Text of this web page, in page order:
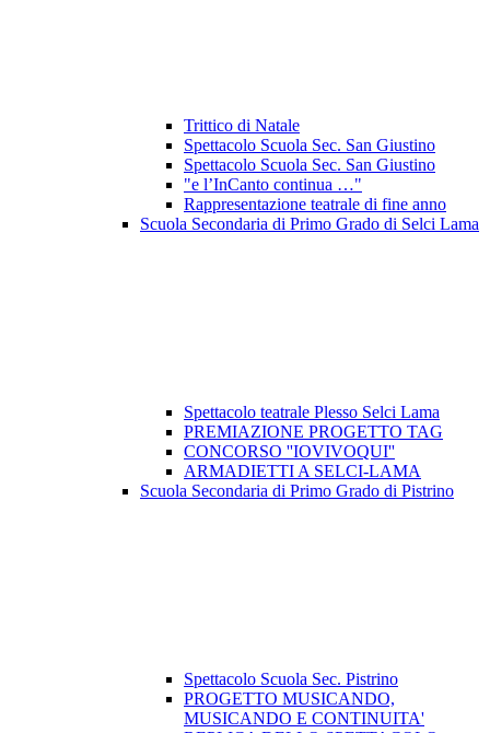
Trittico di Natale
Spettacolo Scuola Sec. San Giustino
Spettacolo Scuola Sec. San Giustino
"e l’InCanto continua …"
Rappresentazione teatrale di fine anno
Scuola Secondaria di Primo Grado di Selci Lama
Spettacolo teatrale Plesso Selci Lama
PREMIAZIONE PROGETTO TAG
CONCORSO ''IOVIVOQUI''
ARMADIETTI A SELCI-LAMA
Scuola Secondaria di Primo Grado di Pistrino
Spettacolo Scuola Sec. Pistrino
PROGETTO MUSICANDO,
MUSICANDO E CONTINUITA'